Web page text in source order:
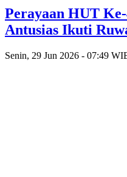
Perayaan HUT
Antusias Ikuti
Senin, 29 Jun 2026 - 07:49